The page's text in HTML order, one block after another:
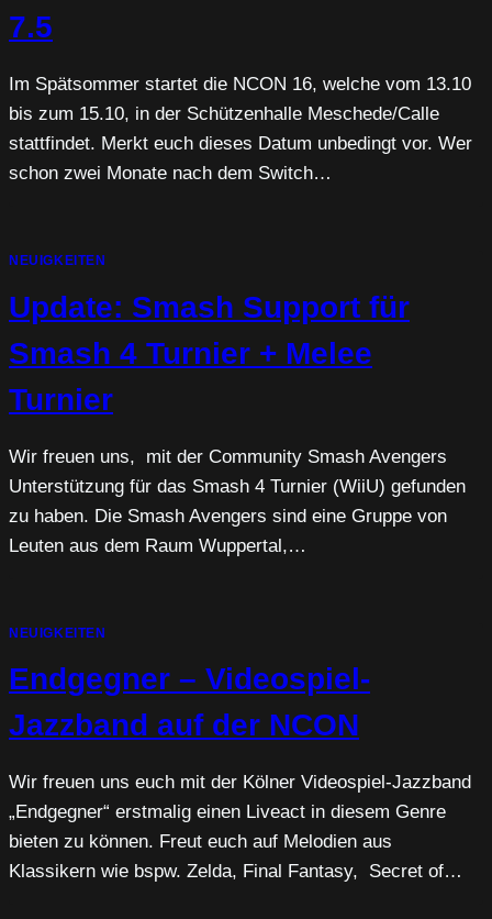
7.5
Im Spätsommer startet die NCON 16, welche vom 13.10
bis zum 15.10, in der Schützenhalle Meschede/Calle
stattfindet. Merkt euch dieses Datum unbedingt vor. Wer
schon zwei Monate nach dem Switch…
NEUIGKEITEN
Update: Smash Support für
Smash 4 Turnier + Melee
Turnier
Wir freuen uns, mit der Community Smash Avengers
Unterstützung für das Smash 4 Turnier (WiiU) gefunden
zu haben. Die Smash Avengers sind eine Gruppe von
Leuten aus dem Raum Wuppertal,…
NEUIGKEITEN
Endgegner – Videospiel-
Jazzband auf der NCON
Wir freuen uns euch mit der Kölner Videospiel-Jazzband
„Endgegner“ erstmalig einen Liveact in diesem Genre
bieten zu können. Freut euch auf Melodien aus
Klassikern wie bspw. Zelda, Final Fantasy, Secret of…